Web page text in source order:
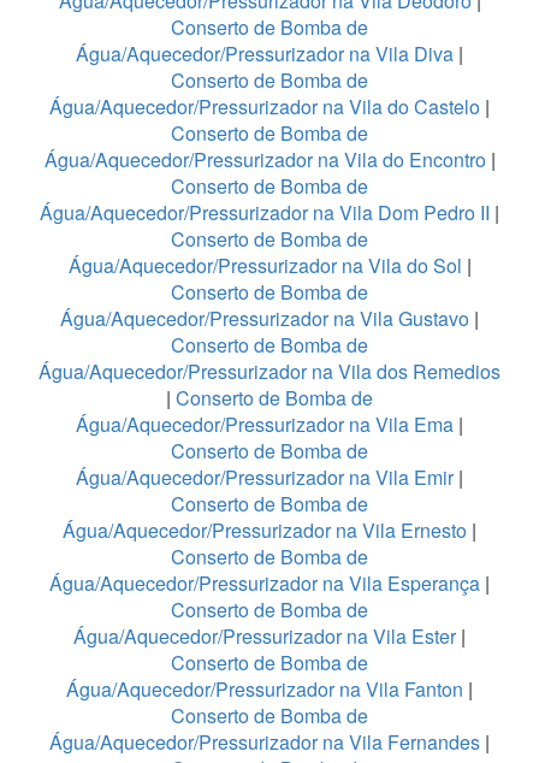
Conserto de Bomba de
Água/Aquecedor/Pressurizador na Vila Diva |
Conserto de Bomba de
Água/Aquecedor/Pressurizador na Vila do Castelo |
Conserto de Bomba de
Água/Aquecedor/Pressurizador na Vila do Encontro|
Conserto de Bomba de
Água/Aquecedor/Pressurizador na Vila Dom Pedro II |
Conserto de Bomba de
Água/Aquecedor/Pressurizador na Vila do Sol |
Conserto de Bomba de
Água/Aquecedor/Pressurizador na Vila Gustavo |
Conserto de Bomba de
Água/Aquecedor/Pressurizador na Vila dos Remedios
| Conserto de Bomba de
Água/Aquecedor/Pressurizador na Vila Ema |
Conserto de Bomba de
Água/Aquecedor/Pressurizador na Vila Emir|
Conserto de Bomba de
Água/Aquecedor/Pressurizador na Vila Ernesto |
Conserto de Bomba de
Água/Aquecedor/Pressurizador na Vila Esperança |
Conserto de Bomba de
Água/Aquecedor/Pressurizador na Vila Ester|
Conserto de Bomba de
Água/Aquecedor/Pressurizador na Vila Fanton |
Conserto de Bomba de
Água/Aquecedor/Pressurizador na Vila Fernandes |